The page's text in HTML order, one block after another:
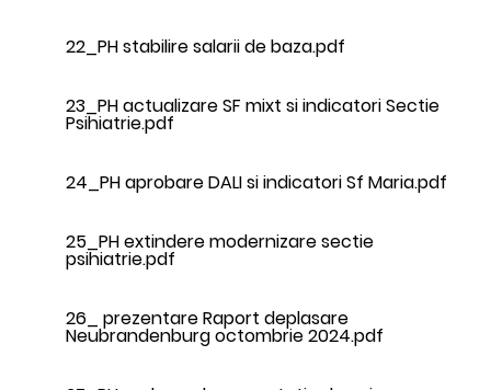
22_PH stabilire salarii de baza.pdf
23_PH actualizare SF mixt si indicatori Sectie
Psihiatrie.pdf
24_PH aprobare DALI si indicatori Sf Maria.pdf
25_PH extindere modernizare sectie
psihiatrie.pdf
26_ prezentare Raport deplasare
Neubrandenburg octombrie 2024.pdf